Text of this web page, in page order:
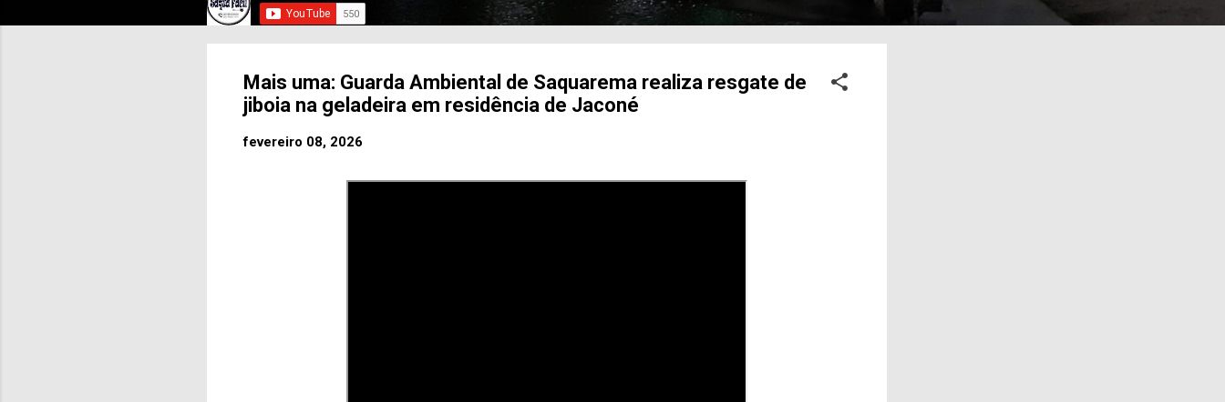
Mais uma: Guarda Ambiental de Saquarema realiza resgate de
jiboia na geladeira em residência de Jaconé
fevereiro 08, 2026